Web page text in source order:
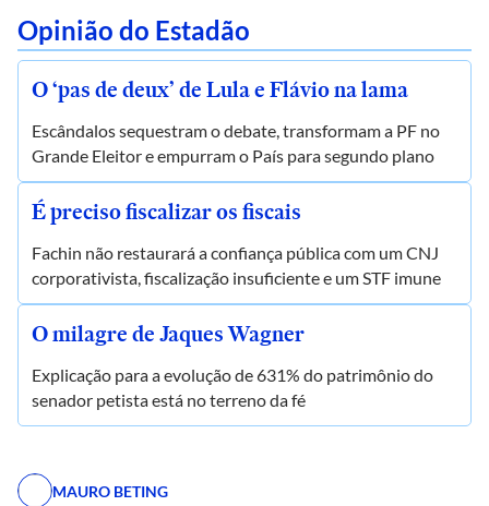
Opinião do Estadão
O ‘pas de deux’ de Lula e Flávio na lama
Escândalos sequestram o debate, transformam a PF no
Grande Eleitor e empurram o País para segundo plano
É preciso fiscalizar os fiscais
Fachin não restaurará a confiança pública com um CNJ
corporativista, fiscalização insuficiente e um STF imune
O milagre de Jaques Wagner
Explicação para a evolução de 631% do patrimônio do
senador petista está no terreno da fé
MAURO BETING